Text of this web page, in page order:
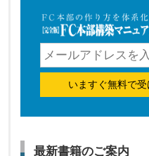
いますぐ無料で受
最新書籍のご案内